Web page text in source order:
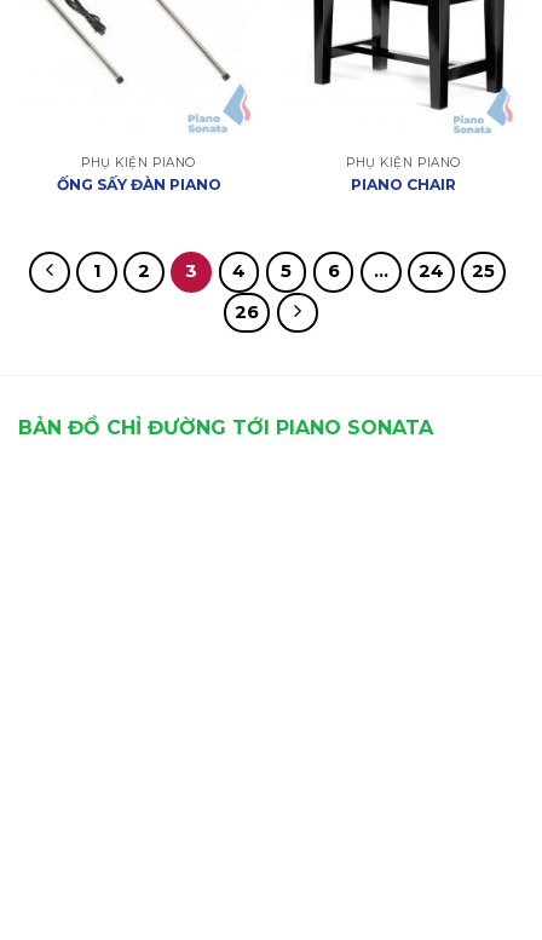
PHỤ KIỆN PIANO
ỐNG SẤY ĐÀN PIANO
PHỤ KIỆN PIANO
PIANO CHAIR
1 2 3 4 5 6 … 24
25
26
BẢN ĐỒ CHỈ ĐƯỜNG TỚI PIANO SONATA